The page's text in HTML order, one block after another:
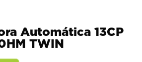
Automática 13CP
TWIN